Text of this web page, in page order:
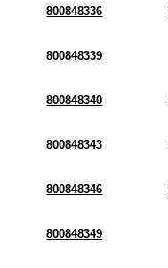
800848336
800848339
800848340
800848343
800848346
800848349